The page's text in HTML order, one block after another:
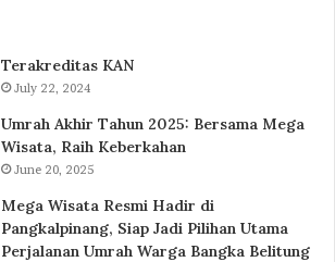
Terakreditas KAN
July 22, 2024
Umrah Akhir Tahun 2025: Bersama Mega
Wisata, Raih Keberkahan
June 20, 2025
Mega Wisata Resmi Hadir di
Pangkalpinang, Siap Jadi Pilihan Utama
Perjalanan Umrah Warga Bangka Belitung